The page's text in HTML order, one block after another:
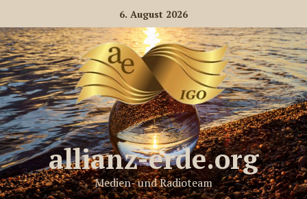
6. August 2026
allianz-erde.org
Medien- und Radioteam